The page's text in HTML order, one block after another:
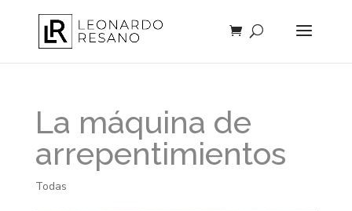
La máquina de
arrepentimientos
Todas